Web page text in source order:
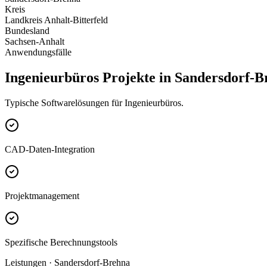
Kreis
Landkreis Anhalt-Bitterfeld
Bundesland
Sachsen-Anhalt
Anwendungsfälle
Ingenieurbüros Projekte in Sandersdorf-
Typische Softwarelösungen für Ingenieurbüros.
CAD-Daten-Integration
Projektmanagement
Spezifische Berechnungstools
Leistungen · Sandersdorf-Brehna